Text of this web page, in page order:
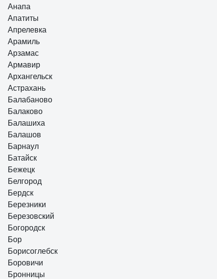
Анапа
Апатиты
Апрелевка
Арамиль
Арзамас
Армавир
Архангельск
Астрахань
Балабаново
Балаково
Балашиха
Балашов
Барнаул
Батайск
Бежецк
Белгород
Бердск
Березники
Березовский
Богородск
Бор
Борисоглебск
Боровичи
Бронницы